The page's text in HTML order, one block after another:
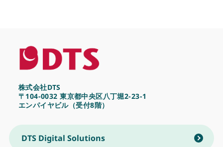
株式会社DTS
〒104-0032 東京都中央区八丁堀2-23-1
エンパイヤビル（受付8階）
DTS Digital Solutions